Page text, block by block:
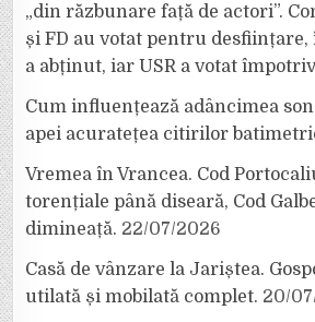
„din răzbunare față de actori”.
și FD au votat pentru desființare,
a abținut, iar USR a votat
Cum influențează adâncimea
apei acuratețea citirilor
Vremea în Vrancea. Cod
torențiale până diseară, Cod
dimineață. 22/07/2026
Casă de vânzare la Jariștea.
utilată și mobilată complet. 20/